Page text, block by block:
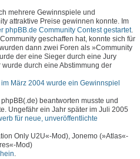
mehrere Gewinnspiele und
attraktive Preise gewinnen konnte. Im
phpBB.de Community Contest gestartet.
geschaffen hat, konnte sich für
dann zwei Foren als »Community
der eine Sieger durch eine Jury
durch eine Abstimmung der
März 2004 wurde ein Gewinnspiel
beantworten musste und
Ungefähr ein Jahr später im Juli 2005
für neue, unveröffentlichte
Only U2U«-Mod), Jonemo (»Atlas«-
Mod)
.